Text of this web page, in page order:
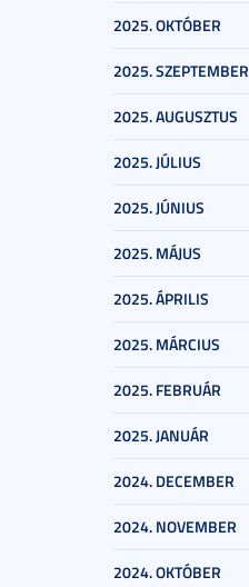
2025. OKTÓBER
2025. SZEPTEMBER
2025. AUGUSZTUS
2025. JÚLIUS
2025. JÚNIUS
2025. MÁJUS
2025. ÁPRILIS
2025. MÁRCIUS
2025. FEBRUÁR
2025. JANUÁR
2024. DECEMBER
2024. NOVEMBER
2024. OKTÓBER